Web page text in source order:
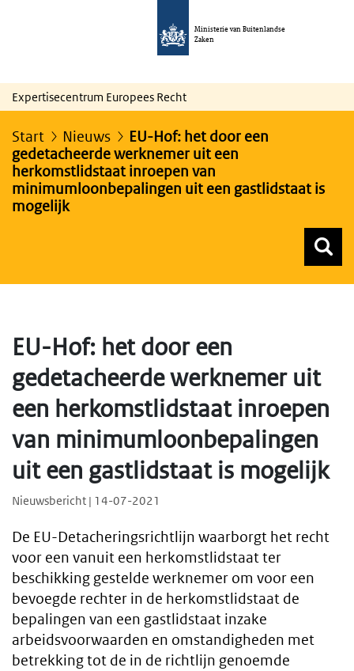
Ministerie van Buitenlandse
Zaken
Expertisecentrum Europees Recht
Start Nieuws
EU-Hof: het door een
gedetacheerde werknemer uit een
herkomstlidstaat inroepen van
minimumloonbepalingen uit een gastlidstaat is
mogelijk
EU-Hof: het door een
gedetacheerde werknemer uit
een herkomstlidstaat inroepen
van minimumloonbepalingen
uit een gastlidstaat is mogelijk
Nieuwsbericht | 14-07-2021
De EU-Detacheringsrichtlijn waarborgt het recht
voor een vanuit een herkomstlidstaat ter
beschikking gestelde werknemer om voor een
bevoegde rechter in de herkomstlidstaat de
bepalingen van een gastlidstaat inzake
arbeidsvoorwaarden en omstandigheden met
betrekking tot de in de richtlijn genoemde